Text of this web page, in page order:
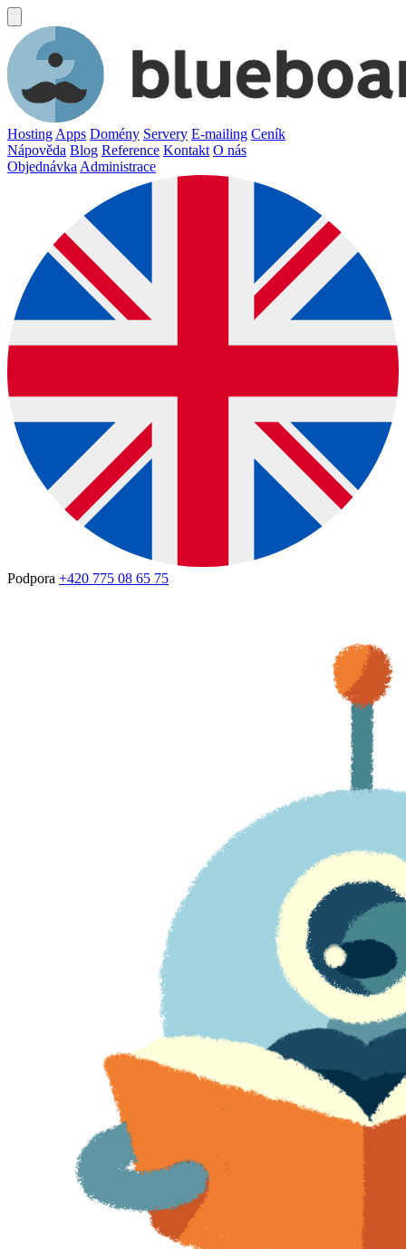
Hosting Apps Domény Servery E-mailing Ceník
Nápověda Blog Reference Kontakt O nás
Objednávka Administrace
Podpora +420 775 08 65 75